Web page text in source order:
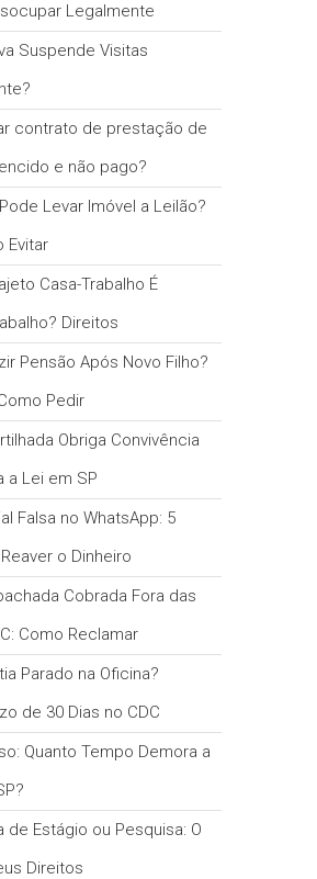
Legalmente
Suspende Visitas
contrato de prestação de
e não pago?
Levar Imóvel a Leilão?
Evitar
Casa-Trabalho É
Direitos
Pensão Após Novo Filho?
Pedir
Obriga Convivência
a Lei em SP
Falsa no WhatsApp: 5
o Dinheiro
Cobrada Fora das
Como Reclamar
Parado na Oficina?
de 30 Dias no CDC
Quanto Tempo Demora a
de Estágio ou Pesquisa: O
Direitos